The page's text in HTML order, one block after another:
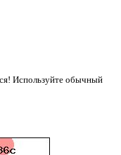
Используйте обычный